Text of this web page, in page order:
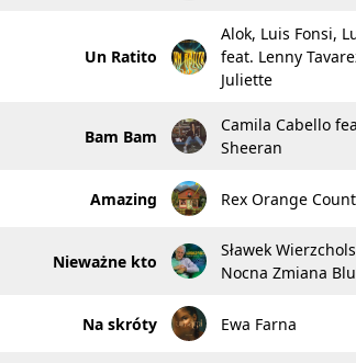
Un Ratito
Alok, Luis Fonsi,
feat. Lenny
Juliette
Bam Bam
Camila Cabello
Sheeran
Amazing Rex Orange
Nieważne kto
Sławek
Nocna Zmiana
Na skróty Ewa Farna